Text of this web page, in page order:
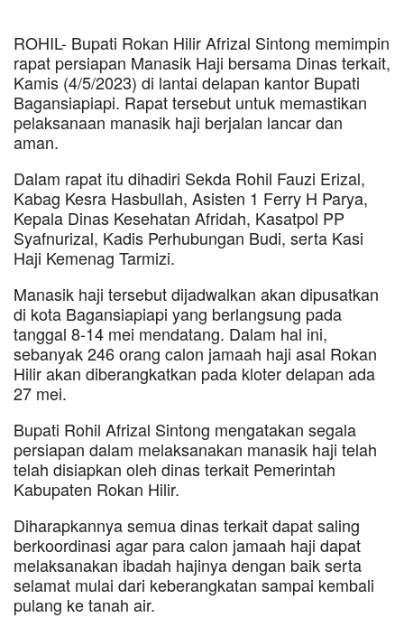
ROHIL- Bupati Rokan Hilir Afrizal Sintong memimpin
rapat persiapan Manasik Haji bersama Dinas terkait,
Kamis (4/5/2023) di lantai delapan kantor Bupati
Bagansiapiapi. Rapat tersebut untuk memastikan
pelaksanaan manasik haji berjalan lancar dan
aman.
Dalam rapat itu dihadiri Sekda Rohil Fauzi Erizal,
Kabag Kesra Hasbullah, Asisten 1 Ferry H Parya,
Kepala Dinas Kesehatan Afridah, Kasatpol PP
Syafnurizal, Kadis Perhubungan Budi, serta Kasi
Haji Kemenag Tarmizi.
Manasik haji tersebut dijadwalkan akan dipusatkan
di kota Bagansiapiapi yang berlangsung pada
tanggal 8-14 mei mendatang. Dalam hal ini,
sebanyak 246 orang calon jamaah haji asal Rokan
Hilir akan diberangkatkan pada kloter delapan ada
27 mei.
Bupati Rohil Afrizal Sintong mengatakan segala
persiapan dalam melaksanakan manasik haji telah
telah disiapkan oleh dinas terkait Pemerintah
Kabupaten Rokan Hilir.
Diharapkannya semua dinas terkait dapat saling
berkoordinasi agar para calon jamaah haji dapat
melaksanakan ibadah hajinya dengan baik serta
selamat mulai dari keberangkatan sampai kembali
pulang ke tanah air.